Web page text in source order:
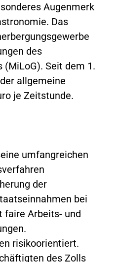
Augenmerk
Das
des
Seit dem 1.
allgemeine
je Zeitstunde.
umfangreichen
der
bei
faire Arbeits- und
risikoorientiert.
des Zolls